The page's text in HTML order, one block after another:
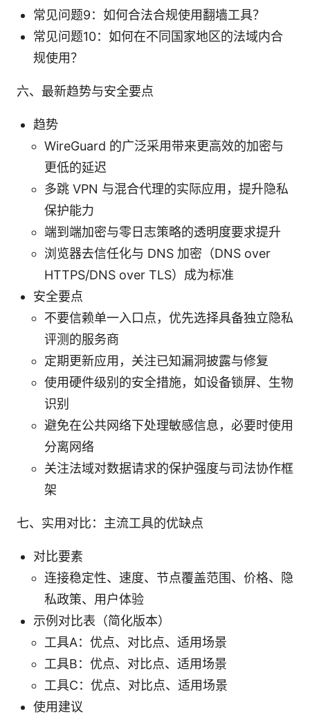
常见问题9：如何合法合规使用翻墙工具？
常见问题10：如何在不同国家地区的法域内合
规使用？
六、最新趋势与安全要点
趋势
WireGuard 的广泛采用带来更高效的加密与
更低的延迟
多跳 VPN 与混合代理的实际应用，提升隐私
保护能力
端到端加密与零日志策略的透明度要求提升
浏览器去信任化与 DNS 加密（DNS over
HTTPS/DNS over TLS）成为标准
安全要点
不要信赖单一入口点，优先选择具备独立隐私
评测的服务商
定期更新应用，关注已知漏洞披露与修复
使用硬件级别的安全措施，如设备锁屏、生物
识别
避免在公共网络下处理敏感信息，必要时使用
分离网络
关注法域对数据请求的保护强度与司法协作框
架
七、实用对比：主流工具的优缺点
对比要素
连接稳定性、速度、节点覆盖范围、价格、隐
私政策、用户体验
示例对比表（简化版本）
工具A：优点、对比点、适用场景
工具B：优点、对比点、适用场景
工具C：优点、对比点、适用场景
使用建议